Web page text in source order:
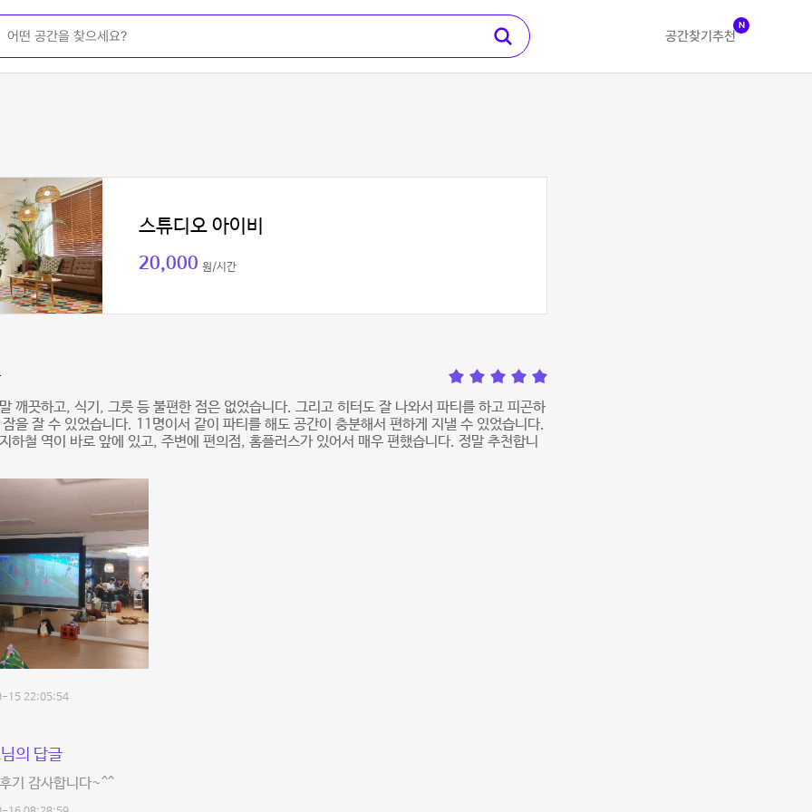
공간찾기 추천
N
스튜디오 아이비
20,000 원/시간
깨끗하고, 식기, 그릇 등 불편한 점은 없었습니다. 그리고 히터도 잘 나와서 파티를 하고 피곤하
을 잘 수 있었습니다. 11명이서 같이 파티를 해도 공간이 충분해서 편하게 지낼 수 있었습니다.
하철 역이 바로 앞에 있고, 주변에 편의점, 홈플러스가 있어서 매우 편했습니다. 정말 추천합니
15 22:05:54
의 답글
기 감사합니다~^^